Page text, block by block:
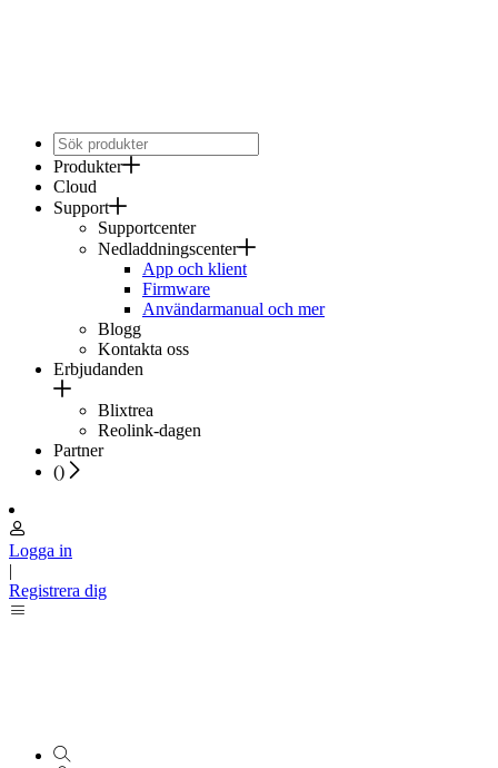
Produkter
Cloud
Support
Supportcenter
Nedladdningscenter
App och klient
Firmware
Användarmanual och mer
Blogg
Kontakta oss
Erbjudanden
Blixtrea
Reolink-dagen
Partner
()
Logga in
|
Registrera dig